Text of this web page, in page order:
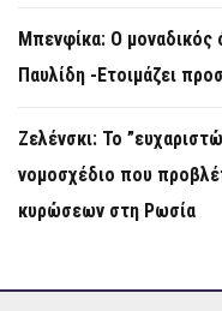
Μπενφίκα: Ο μοναδικός
Παυλίδη -Ετοιμάζει
Ζελένσκι: Το
νομοσχέδιο που
κυρώσεων στη Ρωσία